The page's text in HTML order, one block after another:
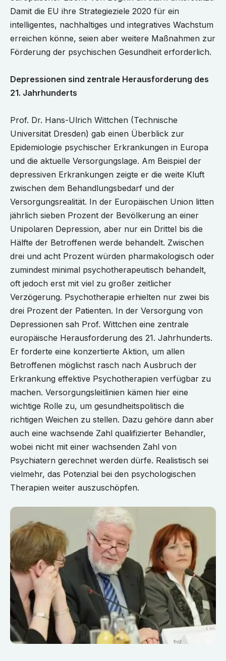
Damit die EU ihre Strategieziele 2020 für ein
intelligentes, nachhaltiges und integratives Wachstum
erreichen könne, seien aber weitere Maßnahmen zur
Förderung der psychischen Gesundheit erforderlich.
Depressionen sind zentrale Herausforderung des
21. Jahrhunderts
Prof. Dr. Hans-Ulrich Wittchen (Technische
Universität Dresden) gab einen Überblick zur
Epidemiologie psychischer Erkrankungen in Europa
und die aktuelle Versorgungslage. Am Beispiel der
depressiven Erkrankungen zeigte er die weite Kluft
zwischen dem Behandlungsbedarf und der
Versorgungsrealität. In der Europäischen Union litten
jährlich sieben Prozent der Bevölkerung an einer
Unipolaren Depression, aber nur ein Drittel bis die
Hälfte der Betroffenen werde behandelt. Zwischen
drei und acht Prozent würden pharmakologisch oder
zumindest minimal psychotherapeutisch behandelt,
oft jedoch erst mit viel zu großer zeitlicher
Verzögerung. Psychotherapie erhielten nur zwei bis
drei Prozent der Patienten. In der Versorgung von
Depressionen sah Prof. Wittchen eine zentrale
europäische Herausforderung des 21. Jahrhunderts.
Er forderte eine konzertierte Aktion, um allen
Betroffenen möglichst rasch nach Ausbruch der
Erkrankung effektive Psychotherapien verfügbar zu
machen. Versorgungsleitlinien kämen hier eine
wichtige Rolle zu, um gesundheitspolitisch die
richtigen Weichen zu stellen. Dazu gehöre dann aber
auch eine wachsende Zahl qualifizierter Behandler,
wobei nicht mit einer wachsenden Zahl von
Psychiatern gerechnet werden dürfe. Realistisch sei
vielmehr, das Potenzial bei den psychologischen
Therapien weiter auszuschöpfen.